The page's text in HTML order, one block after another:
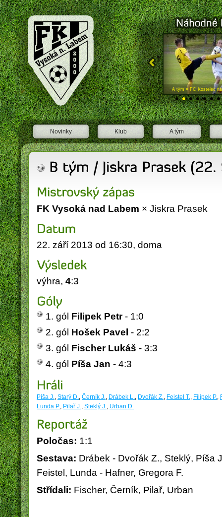
FK Vysoká nad Labem × Jiskra Prasek
22. září 2013 od 16:30, doma
výhra, 4:3
1. gól Filipek Petr- 1:0
2. gól Hošek Pavel - 2:2
3. gól Fischer Lukáš - 3:3
4. gól Píša Jan - 4:3
Píša J., Starý D., Černík J., Drábek L., Dvořák Z., Feistel T., Filipek P.,
Lunda P., Pilař J., Steklý J., Urban D.
Poločas: 1:1
Sestava: Drábek - Dvořák Z., Steklý, Píša
Feistel, Lunda - Hafner, Gregora F.
Střídali: Fischer, Černík, Pilař, Urban
FK Vysoká nad Labem
Novinky Klub A tým
A tým × FK Náchod "A" A tým × FC Kostelec